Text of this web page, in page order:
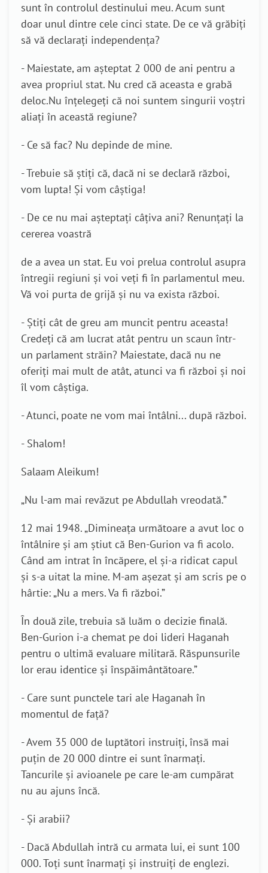
sunt în controlul destinului meu. Acum sunt
doar unul dintre cele cinci state. De ce vă grăbiți
să vă declarați independența?
- Maiestate, am așteptat 2 000 de ani pentru a
avea propriul stat. Nu cred că aceasta e grabă
deloc.Nu înțelegeți că noi suntem singurii voștri
aliați în această regiune?
- Ce să fac? Nu depinde de mine.
- Trebuie să știți că, dacă ni se declară război,
vom lupta! Și vom câștiga!
- De ce nu mai așteptați câțiva ani? Renunțați la
cererea voastră
de a avea un stat. Eu voi prelua controlul asupra
întregii regiuni și voi veți fi în parlamentul meu.
Vă voi purta de grijă și nu va exista război.
- Știți cât de greu am muncit pentru aceasta!
Credeți că am lucrat atât pentru un scaun într-
un parlament străin? Maiestate, dacă nu ne
oferiți mai mult de atât, atunci va fi război și noi
îl vom câștiga.
- Atunci, poate ne vom mai întâlni... după război.
- Shalom!
Salaam Aleikum!
„Nu l-am mai revăzut pe Abdullah vreodată.”
12 mai 1948. „Dimineața următoare a avut loc o
întâlnire și am știut că Ben-Gurion va fi acolo.
Când am intrat în încăpere, el și-a ridicat capul
și s-a uitat la mine. M-am așezat și am scris pe o
hârtie: „Nu a mers. Va fi război.”
În două zile, trebuia să luăm o decizie finală.
Ben-Gurion i-a chemat pe doi lideri Haganah
pentru o ultimă evaluare militară. Răspunsurile
lor erau identice și înspăimântătoare.”
- Care sunt punctele tari ale Haganah în
momentul de față?
- Avem 35 000 de luptători instruiți, însă mai
puțin de 20 000 dintre ei sunt înarmați.
Tancurile și avioanele pe care le-am cumpărat
nu au ajuns încă.
- Și arabii?
- Dacă Abdullah intră cu armata lui, ei sunt 100
000. Toți sunt înarmați și instruiți de englezi.